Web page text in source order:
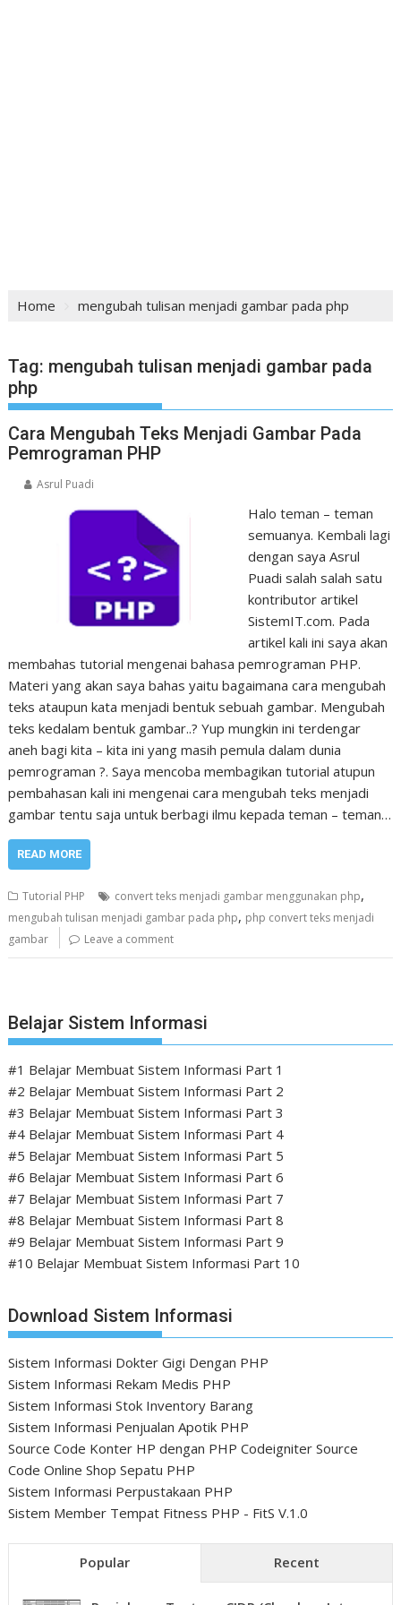
Home mengubah tulisan menjadi gambar pada php
Tag: mengubah tulisan menjadi gambar pada
php
Cara Mengubah Teks Menjadi Gambar Pada
Pemrograman PHP
Asrul Puadi
Halo teman – teman
semuanya. Kembali lagi
dengan saya Asrul
Puadi salah salah satu
kontributor artikel
SistemIT.com. Pada
artikel kali ini saya akan
membahas tutorial mengenai bahasa pemrograman PHP.
Materi yang akan saya bahas yaitu bagaimana cara mengubah
teks ataupun kata menjadi bentuk sebuah gambar. Mengubah
teks kedalam bentuk gambar..? Yup mungkin ini terdengar
aneh bagi kita – kita ini yang masih pemula dalam dunia
pemrograman ?. Saya mencoba membagikan tutorial atupun
pembahasan kali ini mengenai cara mengubah teks menjadi
gambar tentu saja untuk berbagi ilmu kepada teman – teman…
READ MORE
Tutorial PHP convert teks menjadi gambar menggunakan php,
mengubah tulisan menjadi gambar pada php, php convert teks menjadi
gambar
Leave a comment
Belajar Sistem Informasi
#1 Belajar Membuat Sistem Informasi Part 1
#2 Belajar Membuat Sistem Informasi Part 2
#3 Belajar Membuat Sistem Informasi Part 3
#4 Belajar Membuat Sistem Informasi Part 4
#5 Belajar Membuat Sistem Informasi Part 5
#6 Belajar Membuat Sistem Informasi Part 6
#7 Belajar Membuat Sistem Informasi Part 7
#8 Belajar Membuat Sistem Informasi Part 8
#9 Belajar Membuat Sistem Informasi Part 9
#10 Belajar Membuat Sistem Informasi Part 10
Download Sistem Informasi
Sistem Informasi Dokter Gigi Dengan PHP
Sistem Informasi Rekam Medis PHP
Sistem Informasi Stok Inventory Barang
Sistem Informasi Penjualan Apotik PHP
Source Code Konter HP dengan PHP Codeigniter Source
Code Online Shop Sepatu PHP
Sistem Informasi Perpustakaan PHP
Sistem Member Tempat Fitness PHP - FitS V.1.0
Popular Recent